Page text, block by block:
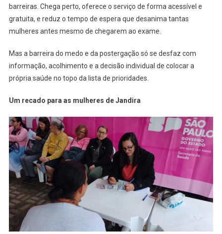
barreiras. Chega perto, oferece o serviço de forma acessível e
gratuita, e reduz o tempo de espera que desanima tantas
mulheres antes mesmo de chegarem ao exame.
Mas a barreira do medo e da postergação só se desfaz com
informação, acolhimento e a decisão individual de colocar a
própria saúde no topo da lista de prioridades.
Um recado para as mulheres de Jandira